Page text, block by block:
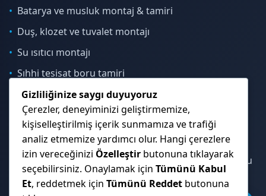
Batarya ve musluk montaj & tamiri
Duş, klozet ve tuvalet montajı
Su ısıtıcı montajı
Sıhhi tesisat boru tamiri
İletişim & Konum
Çekmeköy, Sancaktepe, Ümraniye ve İstanbul Anadolu
Yakası genelinde hizmet veriyoruz.
Gizliliğinize saygı duyuyoruz
Çerezler, deneyiminizi geliştirmemize,
kişiselleştirilmiş içerik sunmamıza ve trafiği
analiz etmemize yardımcı olur. Hangi çerezlere
izin vereceğinizi Özelleştir butonuna tıklayarak
seçebilirsiniz. Onaylamak için Tümünü Kabul
Et, reddetmek için Tümünü Reddet butonuna